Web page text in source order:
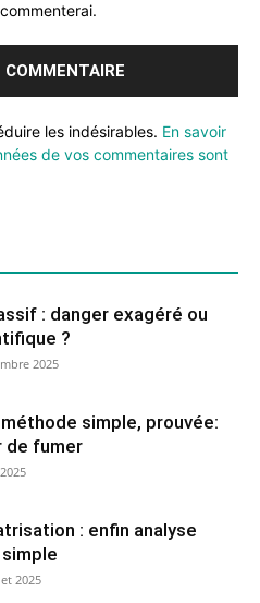
les indésirables. En savoir
de vos commentaires sont
: danger exagéré ou
?
2025
simple, prouvée:
de fumer
: enfin analyse
2025